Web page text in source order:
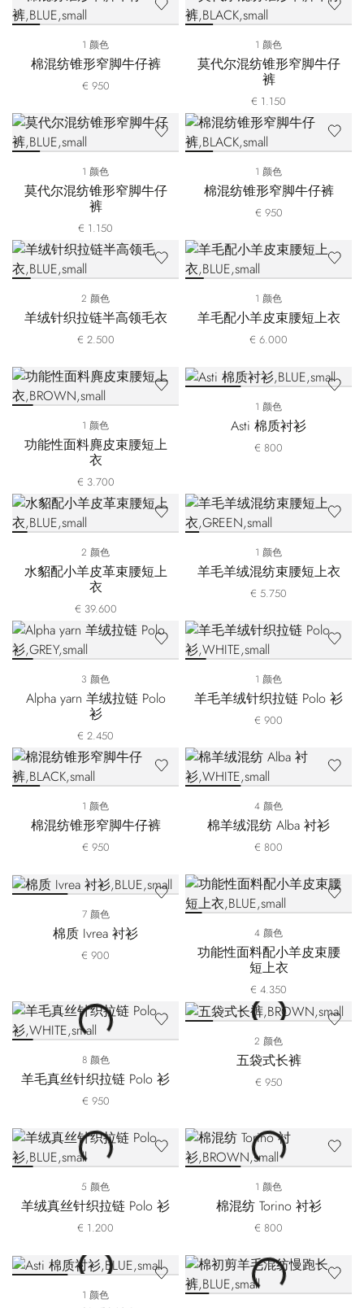
1 颜色
棉混纺锥形窄脚牛仔裤
€ 950
1 颜色
莫代尔混纺锥形窄脚牛仔
裤
€ 1.150
1 颜色
莫代尔混纺锥形窄脚牛仔
裤
€ 1.150
1 颜色
棉混纺锥形窄脚牛仔裤
€ 950
2 颜色
羊绒针织拉链半高领毛衣
€ 2.500
1 颜色
羊毛配小羊皮束腰短上衣
€ 6.000
1 颜色
功能性面料麂皮束腰短上
衣
€ 3.700
1 颜色
Asti 棉质衬衫
€ 800
2 颜色
水貂配小羊皮革束腰短上
衣
€ 39.600
1 颜色
羊毛羊绒混纺束腰短上衣
€ 5.750
3 颜色
Alpha yarn 羊绒拉链 Polo
衫
€ 2.450
1 颜色
羊毛羊绒针织拉链 Polo 衫
€ 900
1 颜色
棉混纺锥形窄脚牛仔裤
€ 950
4 颜色
棉羊绒混纺 Alba 衬衫
€ 800
7 颜色
棉质 Ivrea 衬衫
€ 900
4 颜色
功能性面料配小羊皮束腰
短上衣
€ 4.350
8 颜色
羊毛真丝针织拉链 Polo 衫
€ 950
2 颜色
五袋式长裤
€ 950
5 颜色
羊绒真丝针织拉链 Polo 衫
€ 1.200
1 颜色
棉混纺 Torino 衬衫
€ 800
1 颜色